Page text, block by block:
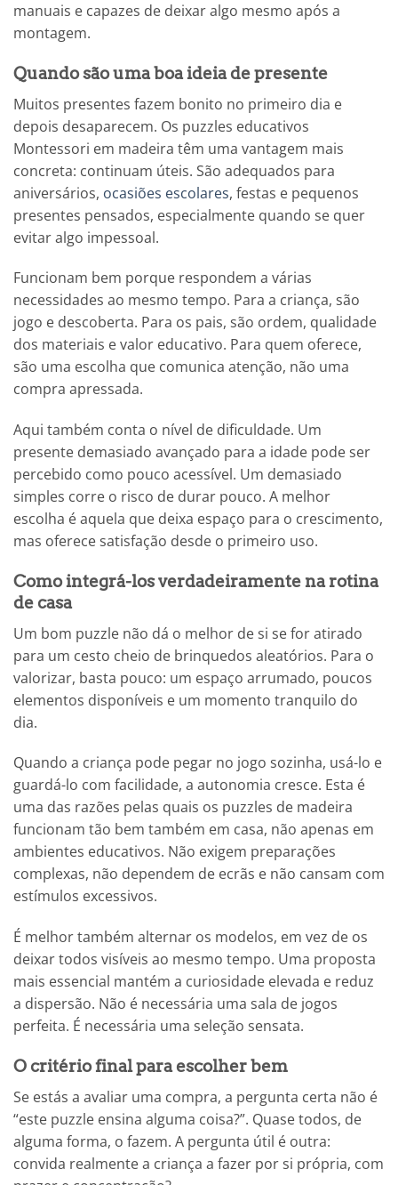
manuais e capazes de deixar algo mesmo após a
montagem.
Quando são uma boa ideia de presente
Muitos presentes fazem bonito no primeiro dia e
depois desaparecem. Os puzzles educativos
Montessori em madeira têm uma vantagem mais
concreta: continuam úteis. São adequados para
aniversários, ocasiões escolares, festas e pequenos
presentes pensados, especialmente quando se quer
evitar algo impessoal.
Funcionam bem porque respondem a várias
necessidades ao mesmo tempo. Para a criança, são
jogo e descoberta. Para os pais, são ordem, qualidade
dos materiais e valor educativo. Para quem oferece,
são uma escolha que comunica atenção, não uma
compra apressada.
Aqui também conta o nível de dificuldade. Um
presente demasiado avançado para a idade pode ser
percebido como pouco acessível. Um demasiado
simples corre o risco de durar pouco. A melhor
escolha é aquela que deixa espaço para o crescimento,
mas oferece satisfação desde o primeiro uso.
Como integrá-los verdadeiramente na rotina
de casa
Um bom puzzle não dá o melhor de si se for atirado
para um cesto cheio de brinquedos aleatórios. Para o
valorizar, basta pouco: um espaço arrumado, poucos
elementos disponíveis e um momento tranquilo do
dia.
Quando a criança pode pegar no jogo sozinha, usá-lo e
guardá-lo com facilidade, a autonomia cresce. Esta é
uma das razões pelas quais os puzzles de madeira
funcionam tão bem também em casa, não apenas em
ambientes educativos. Não exigem preparações
complexas, não dependem de ecrãs e não cansam com
estímulos excessivos.
É melhor também alternar os modelos, em vez de os
deixar todos visíveis ao mesmo tempo. Uma proposta
mais essencial mantém a curiosidade elevada e reduz
a dispersão. Não é necessária uma sala de jogos
perfeita. É necessária uma seleção sensata.
O critério final para escolher bem
Se estás a avaliar uma compra, a pergunta certa não é
“este puzzle ensina alguma coisa?”. Quase todos, de
alguma forma, o fazem. A pergunta útil é outra:
convida realmente a criança a fazer por si própria, com